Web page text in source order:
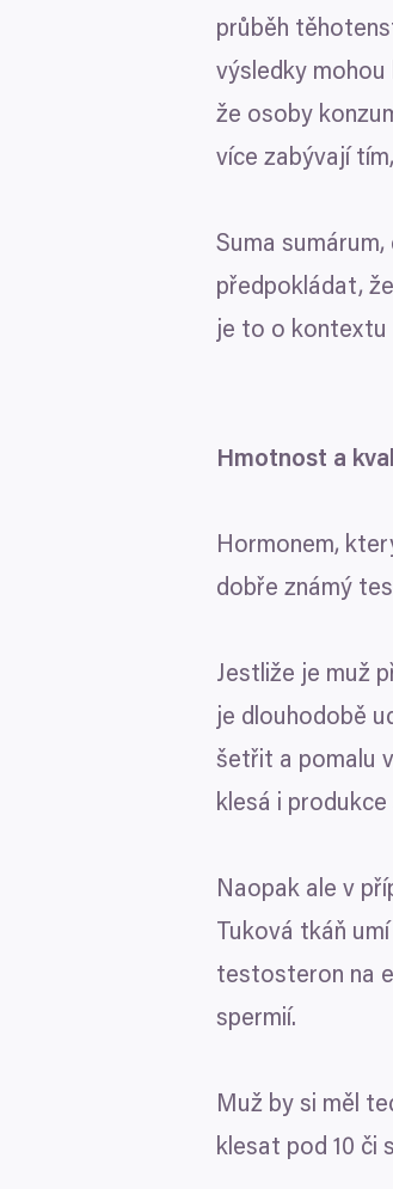
průběh
výsledky
že osoby
více zabývají
Suma
předpokládat,
je to o kontextu
Hmotnost a
Hormonem,
dobře známý
Jestliže je muž
je dlouhodobě
šetřit a pomalu
klesá i produkce
Naopak ale v
Tuková tkáň
testosteron na
spermií.
Muž by si měl
klesat pod 10 či